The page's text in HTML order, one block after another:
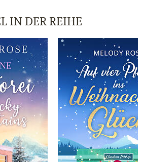
IN DER REIHE